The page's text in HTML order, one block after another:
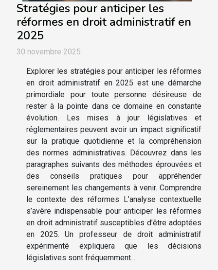
Stratégies pour anticiper les
réformes en droit administratif en
2025
30 novembre 2025
Explorer les stratégies pour anticiper les réformes
en droit administratif en 2025 est une démarche
primordiale pour toute personne désireuse de
rester à la pointe dans ce domaine en constante
évolution. Les mises à jour législatives et
réglementaires peuvent avoir un impact significatif
sur la pratique quotidienne et la compréhension
des normes administratives. Découvrez dans les
paragraphes suivants des méthodes éprouvées et
des conseils pratiques pour appréhender
sereinement les changements à venir. Comprendre
le contexte des réformes L’analyse contextuelle
s’avère indispensable pour anticiper les réformes
en droit administratif susceptibles d’être adoptées
en 2025. Un professeur de droit administratif
expérimenté expliquera que les décisions
législatives sont fréquemment...